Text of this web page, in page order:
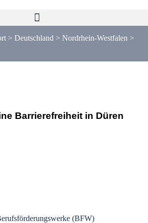
> Deutschland > Nordrhein-Westfalen >
Barrierefreiheit in Düren
(BFW)